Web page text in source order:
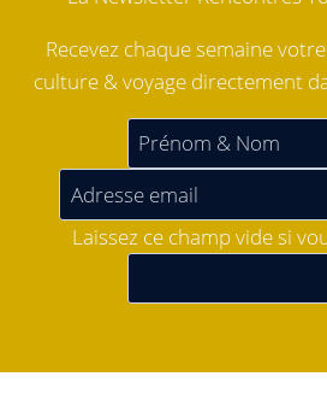
Recevez chaque semaine
culture & voyage directement
Laissez ce champ vide si